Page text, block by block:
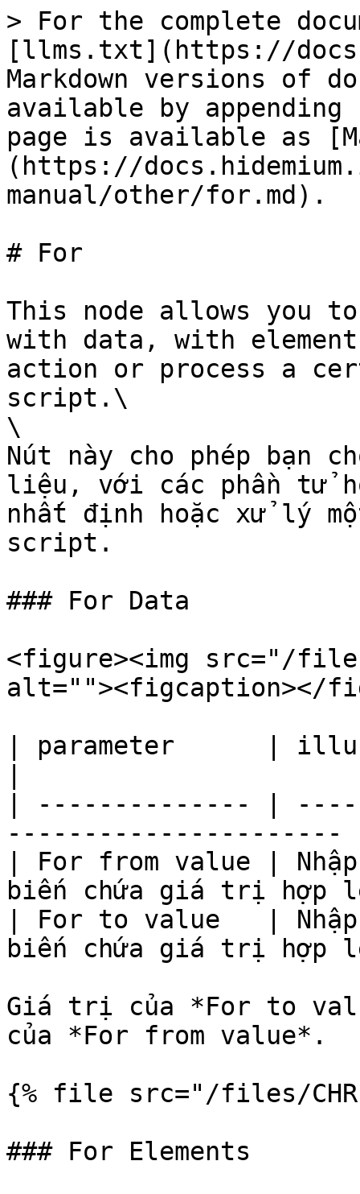
> For the complete
[llms.txt](https://
Markdown versions of
available by
page is available as
(https://
manual/other/for.md).
# For
This node allows you
with data, with
action or process a
script.\
\
Nút này cho phép bạn
liệu, với các phần tử
nhất định hoặc xử lý
script.
### For Data
<figure><img src="/files/
alt=""><figcaption></
| parameter      |
| -------------- |
----------------------
| For from value |
biến chứa giá trị hợp
| For to value   |
biến chứa giá trị hợp
Giá trị của *For to
của *For from value*.
{% file src="/files/
### For Elements